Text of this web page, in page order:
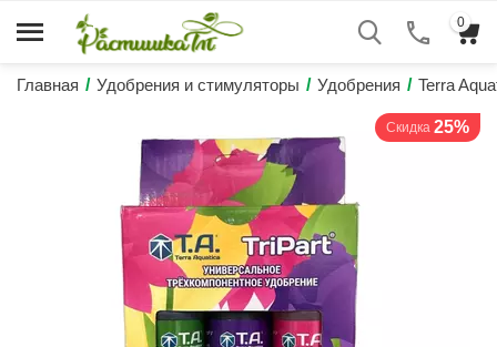
0
Главная / Удобрения и стимуляторы / Удобрения / Terra
Скидка 25%